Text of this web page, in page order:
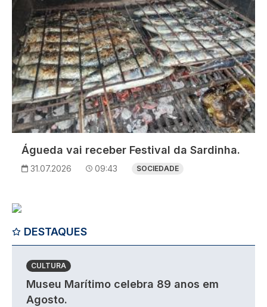
Águeda vai receber Festival da Sardinha.
31.07.2026 09:43 SOCIEDADE
DESTAQUES
CULTURA
Museu Marítimo celebra 89 anos em
Agosto.